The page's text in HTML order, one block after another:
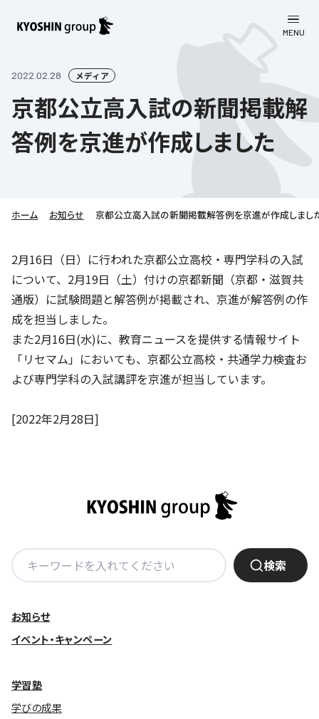
MENU
会社案内
会社案内
会社概要／組織図
Company’s Profile
沿革
社歌
本社所在地
事業一覧
学びの成果
語学学習
ライフキャリア
育児・暮らし
京進グループの事業所
サステナビリティ
お客さま満足度向上の取り組み
労働環境向上の取り組み
人材育成の取り組み
CSRレポート
社会貢献活動
オリジナルバッグプロジェクト
価値創造の取り組み
DXビジョン・DX戦略
卓越した安全・安心を目指して
株主・投資家向け情報
株主・投資家向け情報
株主・株式関連情報
株主・投資家の皆さまへ
ビジョン／経営方針
連結業績・財務
IRお問合せ
採用情報
採用情報
京進リクルートInstagram
新卒採用情報
新卒採用デジタルパンフレット
中途採用
日本語教育事業 採用
お問い合わせ
利用規約
個人情報保護方針
特別警報発令時の授業について
Copyright © KYOSHIN Co., Ltd. All rights reserved.
2022.02.28 メディア
京都公立高入試の新聞掲載解
答例を京進が作成しました
ホーム お知らせ 京都公立高入試の新聞掲載解答例を京進が作成しまし
2月16日（日）に行われた京都公立高校・専門学科の入試
について、2月19日（土）付けの京都新聞（京都・滋賀共
通版）に試験問題と解答例が掲載され、京進が解答例の作
成を担当しました。
また2月16日(水)に、教育ニュースを提供する情報サイト
「リセマム」においても、京都公立高校・共通学力検査お
よび専門学科の入試講評を京進が担当しています。
[2022年2月28日]
検
索:
検索
お知らせ
イベント・キャンペーン
学習塾
学びの成果